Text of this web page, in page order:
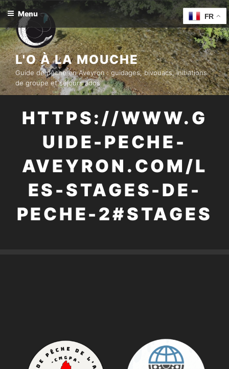
Aller
au
contenu
principal
L'O À LA MOUCHE
Guide de pêche en Aveyron : guidages, bivouacs, initiations
de groupe et séjours ados
Menu
HTTPS://WWW.G
UIDE-PECHE-
AVEYRON.COM/L
ES-STAGES-DE-
PECHE-2#STAGES
FR